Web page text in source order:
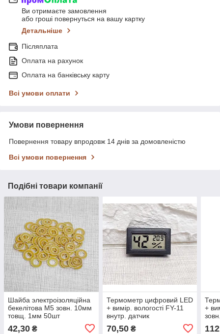
Ви отримаєте замовлення
або гроші повернуться на вашу картку
Детальніше
Післяплата
Оплата на рахунок
Оплата на банківську карту
Всі умови оплати
Умови повернення
Повернення товару впродовж 14 днів за домовленістю
Всі умови повернення
Подібні товари компанії
Шайба электроізоляційна
бекелітова М5 зовн. 10мм
товщ. 1мм 50шт
42,30 ₴
Термометр цифровий LED
+ вимір. вологості FY-11
внутр. датчик
70,50₴
+